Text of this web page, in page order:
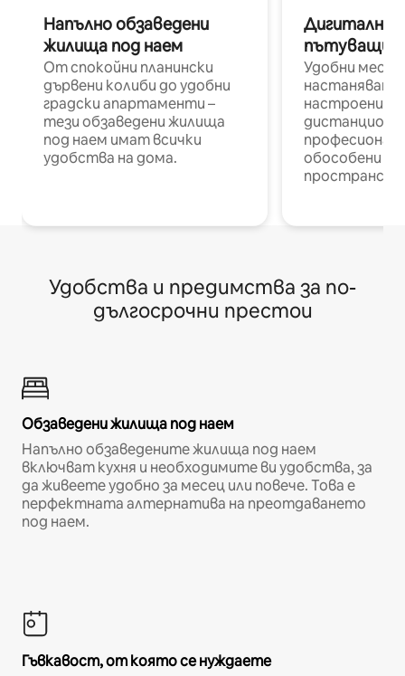
Напълно обзаведени
жилища под наем
От спокойни планински
дървени колиби до удобни
градски апартаменти –
тези обзаведени жилища
под наем имат всички
удобства на дома.
Дигитални
пътуващи
Удобни
настаняване
настроени и
обособени
Удобства и предимства за по-
дългосрочни престои
Обзаведени жилища под наем
Напълно обзаведените жилища под наем
включват кухня и необходимите ви удобства, за
да живеете удобно за месец или повече. Това е
перфектната алтернатива на преотдаването
под наем.
Гъвкавост, от която се нуждаете